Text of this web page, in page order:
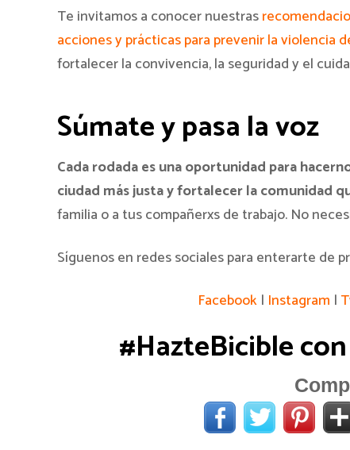
Te invitamos a conocer nuestras
acciones y prácticas para prevenir la violencia
fortalecer la convivencia, la seguridad y el
Súmate y pasa la voz
Cada rodada es una oportunidad para
ciudad más justa y fortalecer la comunidad
familia o a tus compañerxs de trabajo. No
Síguenos en redes sociales para enterarte de
Facebook| Instagram |
#HazteBicible